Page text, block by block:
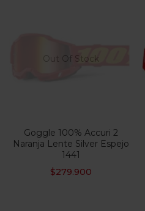
Out Of Stock
Goggle 100% Accuri 2
Naranja Lente Silver Espejo
1441
$279.900